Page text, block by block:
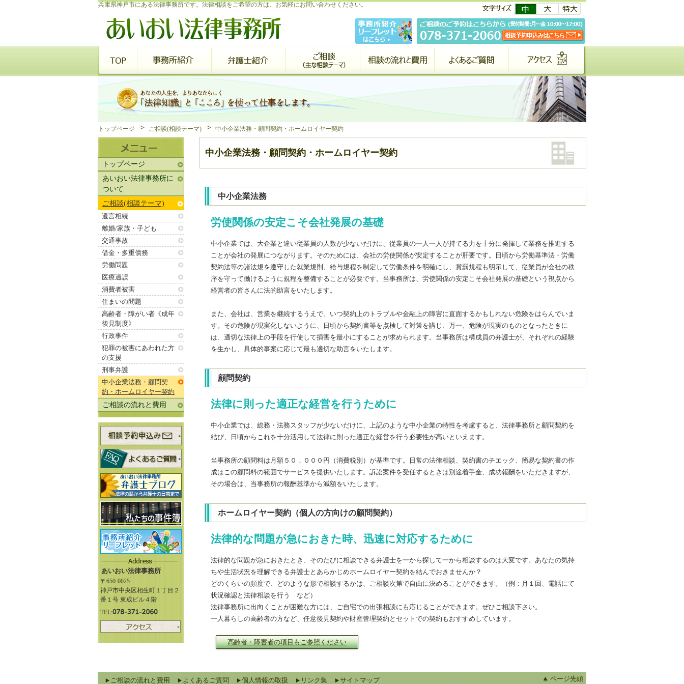
兵庫県神戸市にある法律事務所です。法律相談をご希望の方は、お気軽にお問い合わせください。
トップページ ご相談(相談テーマ) 中小企業法務・顧問契約・ホームロイヤー契約
トップページ
あいおい法律事務所に
ついて
ご相談(相談テーマ)
遺言相続
離婚/家族・子ども
交通事故
借金・多重債務
労働問題
医療過誤
消費者被害
住まいの問題
高齢者・障がい者《成年
後見制度》
行政事件
犯罪の被害にあわれた方
の支援
刑事弁護
中小企業法務・顧問契
約・ホームロイヤー契約
ご相談の流れと費用
あいおい法律事務所
〒650-0025
神戸市中央区相生町１丁目２
番１号 東成ビル４階
TEL:
中小企業法務・顧問契約・ホームロイヤー契約
中小企業法務
労使関係の安定こそ会社発展の基礎
中小企業では、大企業と違い従業員の人数が少ないだけに、従業員の一人一人が持てる力を十分に発揮して業務を推進する
ことが会社の発展につながります。そのためには、会社の労使関係が安定することが肝要です。日頃から労働基準法・労働
契約法等の諸法規を遵守した就業規則、給与規程を制定して労働条件を明確にし、賞罰規程も明示して、従業員が会社の秩
序を守って働けるように規程を整備することが必要です。当事務所は、労使関係の安定こそ会社発展の基礎という視点から
経営者の皆さんに法的助言をいたします。
また、会社は、営業を継続するうえで、いつ契約上のトラブルや金融上の障害に直面するかもしれない危険をはらんでいま
す。その危険が現実化しないように、日頃から契約書等を点検して対策を講じ、万一、危険が現実のものとなったときに
は、適切な法律上の手段を行使して損害を最小にすることが求められます。当事務所は構成員の弁護士が、それぞれの経験
を生かし、具体的事案に応じて最も適切な助言をいたします。
顧問契約
法律に則った適正な経営を行うために
中小企業では、総務・法務スタッフが少ないだけに、上記のような中小企業の特性を考慮すると、法律事務所と顧問契約を
結び、日頃からこれを十分活用して法律に則った適正な経営を行う必要性が高いといえます。
当事務所の顧問料は月額５０，０００円（消費税別）が基準です。日常の法律相談、契約書のチエック、簡易な契約書の作
成はこの顧問料の範囲でサービスを提供いたします。訴訟案件を受任するときは別途着手金、成功報酬をいただきますが、
その場合は、当事務所の報酬基準から減額をいたします。
ホームロイヤー契約（個人の方向けの顧問契約）
法律的な問題が急におきた時、迅速に対応するために
法律的な問題が急におきたとき、そのたびに相談できる弁護士を一から探して一から相談するのは大変です。あなたの気持
ちや生活状況を理解できる弁護士とあらかじめホームロイヤー契約を結んでおきませんか？
どのくらいの頻度で、どのような形で相談するかは、ご相談次第で自由に決めることができます。（例：月１回、電話にて
状況確認と法律相談を行う など）
法律事務所に出向くことが困難な方には、ご自宅での出張相談にも応じることができます。ぜひご相談下さい。
一人暮らしの高齢者の方など、任意後見契約や財産管理契約とセットでの契約もおすすめしています。
高齢者・障害者の項目もご参照ください
ご相談の流れと費用 よくあるご質問 個人情報の取扱 リンク集 サイトマップ ページ先頭